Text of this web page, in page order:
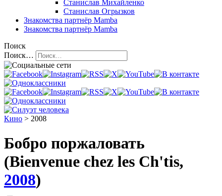
Станислав Михайленко
Станислав Огрызков
Знакомства партнёр Mamba
Знакомства партнёр Mamba
Поиск
Поиск…
Кино > 2008
Бобро поржаловать
(Bienvenue chez les Ch'tis,
2008)